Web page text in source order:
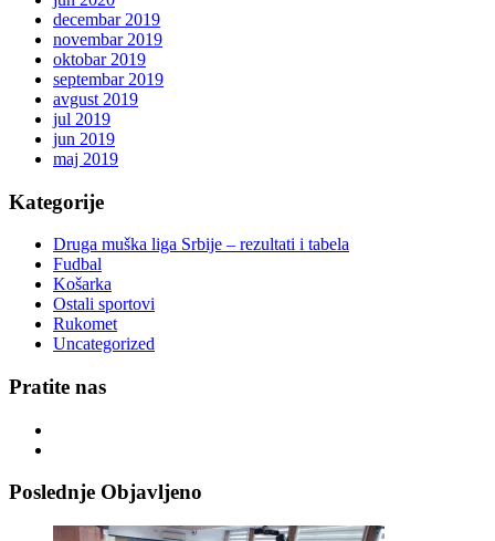
decembar 2019
novembar 2019
oktobar 2019
septembar 2019
avgust 2019
jul 2019
jun 2019
maj 2019
Kategorije
Druga muška liga Srbije – rezultati i tabela
Fudbal
Košarka
Ostali sportovi
Rukomet
Uncategorized
Pratite nas
Poslednje Objavljeno